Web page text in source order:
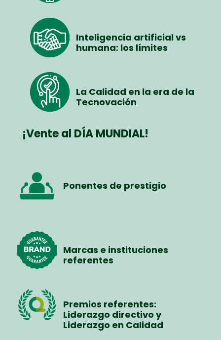
Inteligencia artificial vs
humana: los límites
La Calidad en la era de la
Tecnovación
¡Vente al DÍA MUNDIAL!
Ponentes de prestigio
Marcas e instituciones
referentes
Premios referentes:
Liderazgo directivo y
Liderazgo en Calidad